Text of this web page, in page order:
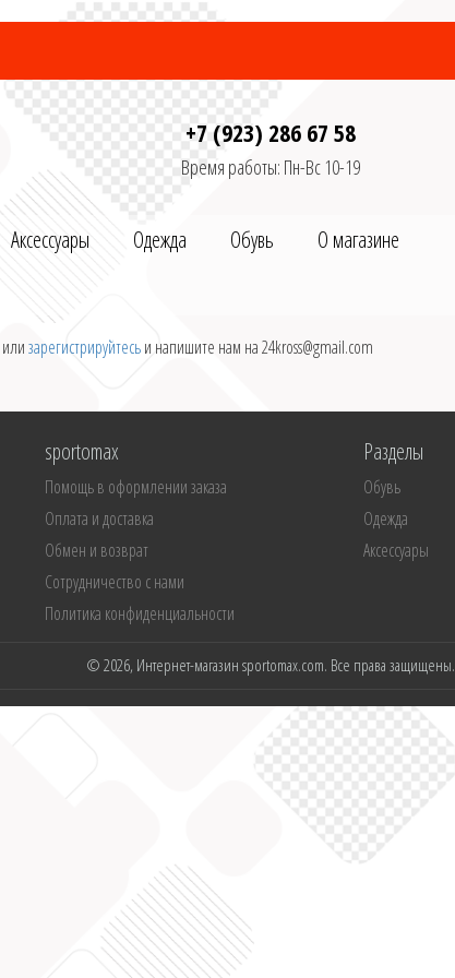
+7 (923) 286 67 58
Время работы: Пн-Вс 10-19
Аксессуары Одежда Обувь
О магазине
илизарегистрируйтесьи напишите нам на 24kross@gmail.com
sportomax
Помощь в оформлении заказа
Оплата и доставка
Обмен и возврат
Сотрудничество с нами
Политика конфиденциальности
Разделы
Обувь
Одежда
Аксессуары
© 2026, Интернет-магазин sportomax.com. Все права защищены.